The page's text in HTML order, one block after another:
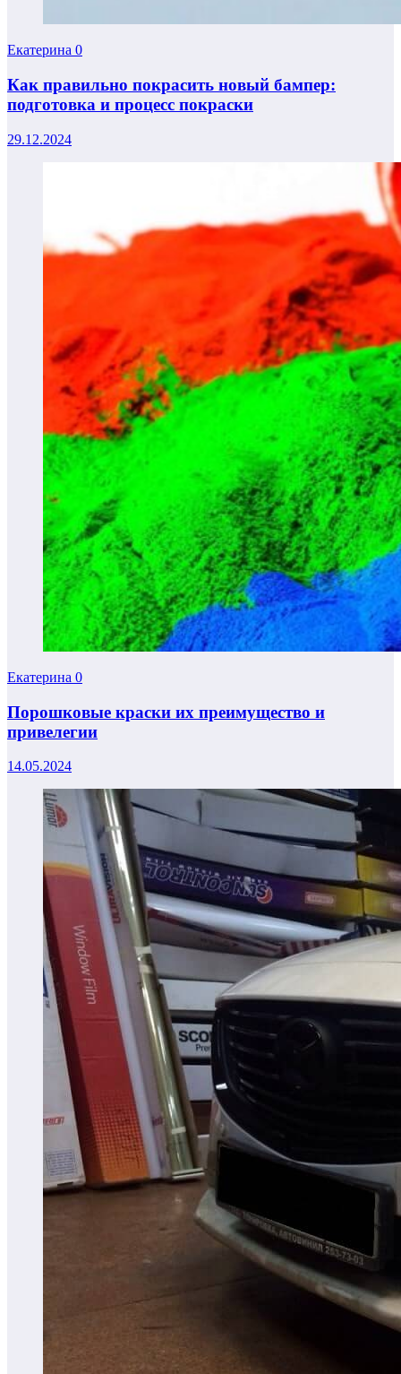
Екатерина 0
Как правильно покрасить новый бампер:
подготовка и процесс покраски
29.12.2024
Екатерина 0
Порошковые краски их преимущество и
привелегии
14.05.2024